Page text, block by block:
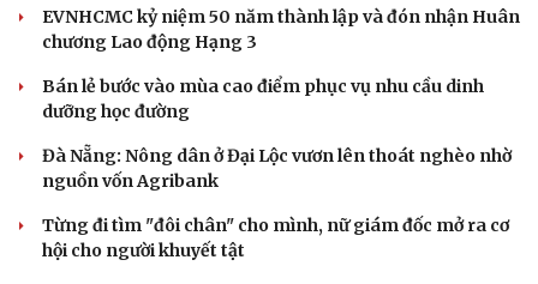
EVNHCMC kỷ niệm 50 năm thành lập và đón nhận Huân
chương Lao động Hạng 3
Bán lẻ bước vào mùa cao điểm phục vụ nhu cầu dinh
dưỡng học đường
Đà Nẵng: Nông dân ở Đại Lộc vươn lên thoát nghèo nhờ
nguồn vốn Agribank
Từng đi tìm "đôi chân" cho mình, nữ giám đốc mở ra cơ
hội cho người khuyết tật